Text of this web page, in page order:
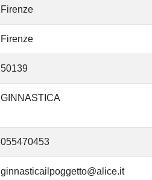
Firenze
Firenze
50139
GINNASTICA
055470453
ginnasticailpoggetto@alice.it